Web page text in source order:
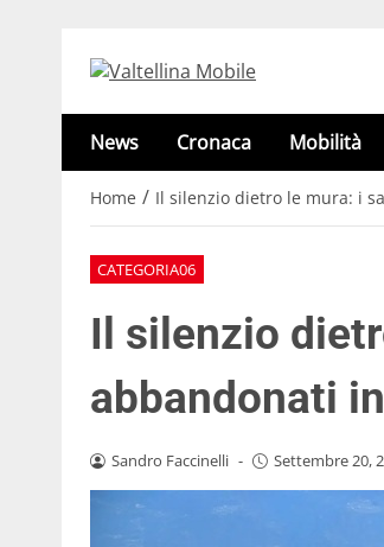
News Cronaca Mobilità
Home / Il silenzio dietro le mura: i
CATEGORIA06
Il silenzio
abbandonati
Sandro Faccinelli - Settembre 20,